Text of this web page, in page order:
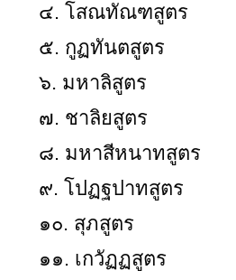
๔. โสณทัณฑสูตร
๕. กูฏทันตสูตร
๖. มหาลิสูตร
๗. ชาลิยสูตร
๘. มหาสีหนาทสูตร
๙. โปฏฐปาทสูตร
๑๐. สุภสูตร
๑๑. เกวัฏฏสูตร